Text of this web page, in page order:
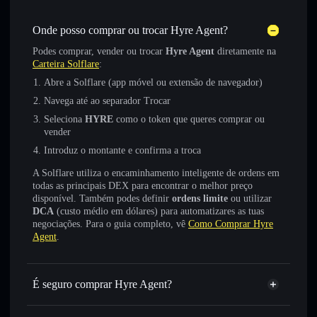
Onde posso comprar ou trocar Hyre Agent?
Podes comprar, vender ou trocar Hyre Agent diretamente na
Carteira Solflare:
Abre a Solflare (app móvel ou extensão de navegador)
Navega até ao separador Trocar
Seleciona HYRE como o token que queres comprar ou
vender
Introduz o montante e confirma a troca
A Solflare utiliza o encaminhamento inteligente de ordens em
todas as principais DEX para encontrar o melhor preço
disponível. Também podes definir ordens limite ou utilizar
DCA (custo médio em dólares) para automatizares as tuas
negociações. Para o guia completo, vê Como Comprar Hyre
Agent.
É seguro comprar Hyre Agent?
Hyre Agent token verificado